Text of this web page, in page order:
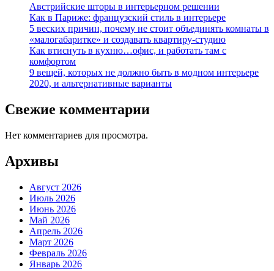
Австрийские шторы в интерьерном решении
Как в Париже: французский стиль в интерьере
5 веских причин, почему не стоит объединять комнаты в
«малогабаритке» и создавать квартиру-студию
Как втиснуть в кухню…офис, и работать там с
комфортом
9 вещей, которых не должно быть в модном интерьере
2020, и альтернативные варианты
Свежие комментарии
Нет комментариев для просмотра.
Архивы
Август 2026
Июль 2026
Июнь 2026
Май 2026
Апрель 2026
Март 2026
Февраль 2026
Январь 2026